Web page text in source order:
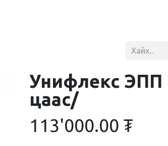
Унифлекс ЭПП
цаас/
113'000.00 ₮